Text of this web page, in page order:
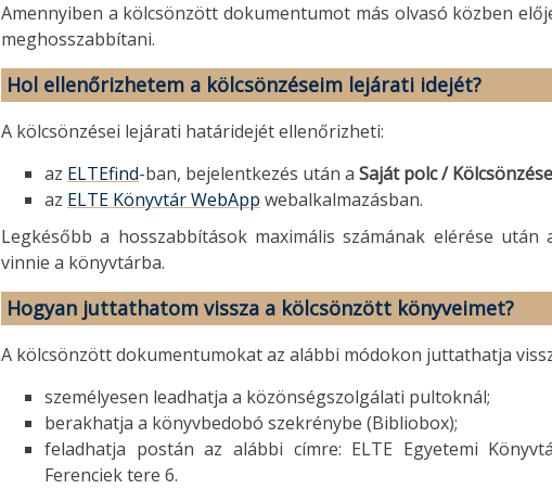
Amennyiben a kölcsönzött dokumentumot más olvasó közben
meghosszabbítani.
Hol ellenőrizhetem a kölcsönzéseim lejárati idejét?
A kölcsönzései lejárati határidejét ellenőrizheti:
az ELTEfind-ban, bejelentkezés után a Saját polc /
az ELTE Könyvtár WebApp webalkalmazásban.
Legkésőbb a hosszabbítások maximális számának elérése után
vinnie a könyvtárba.
Hogyan juttathatom vissza a kölcsönzött könyveimet?
A kölcsönzött dokumentumokat az alábbi módokon juttathatja
személyesen leadhatja a közönségszolgálati pultoknál;
berakhatja a könyvbedobó szekrénybe (Bibliobox);
feladhatja postán az alábbi címre: ELTE Egyetemi
Ferenciek tere 6.